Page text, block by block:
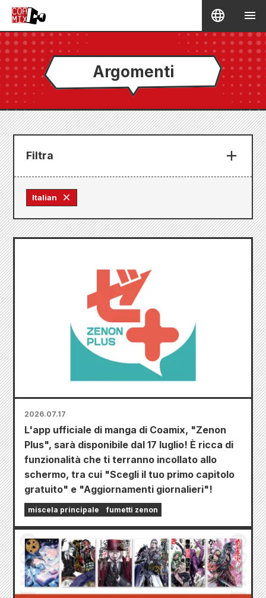
Argomenti
Filtra
Italian
2026.07.17
L'app ufficiale di manga di Coamix, "Zenon
Plus", sarà disponibile dal 17 luglio! È ricca di
funzionalità che ti terranno incollato allo
schermo, tra cui "Scegli il tuo primo capitolo
gratuito" e "Aggiornamenti giornalieri"!
miscela principale fumetti zenon